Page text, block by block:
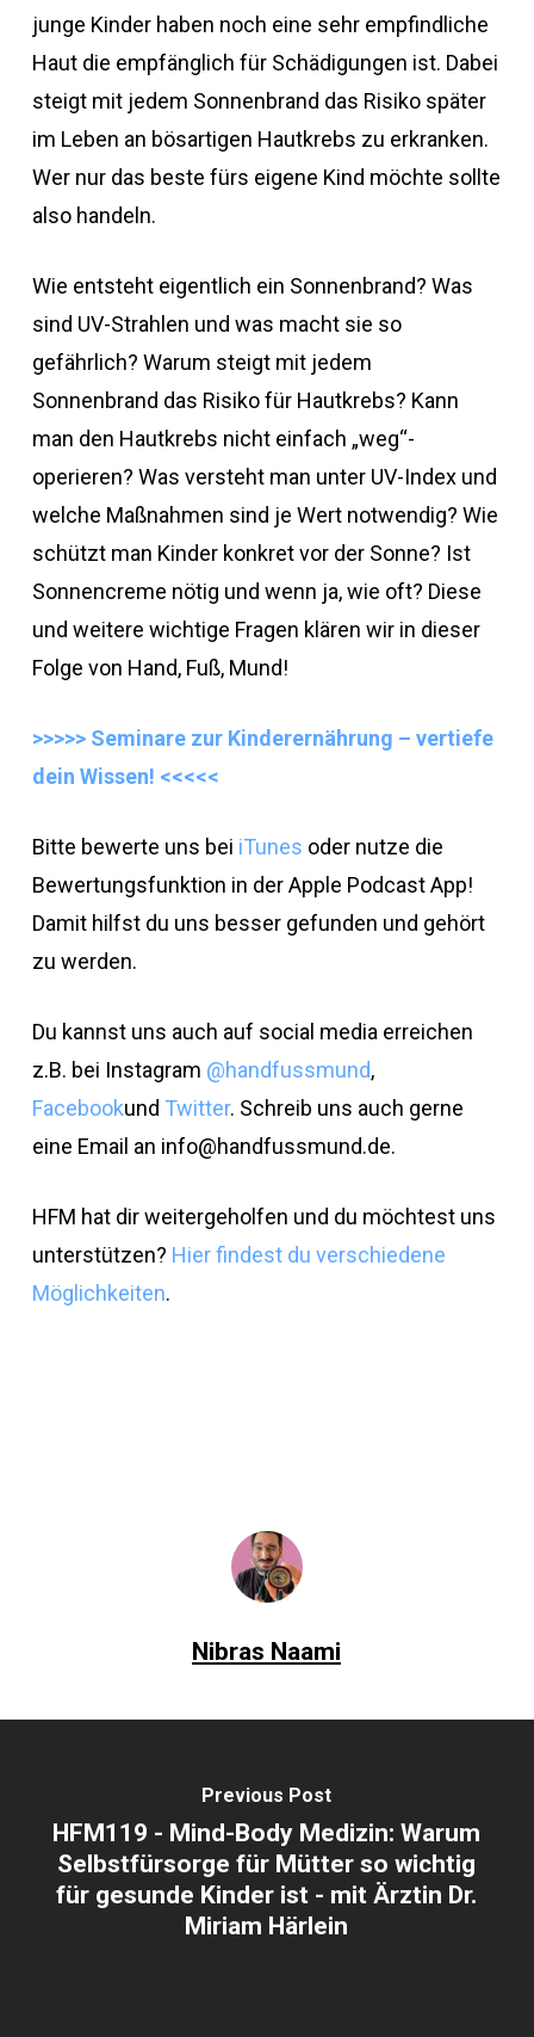
junge Kinder haben noch eine sehr empfindliche
Haut die empfänglich für Schädigungen ist. Dabei
steigt mit jedem Sonnenbrand das Risiko später
im Leben an bösartigen Hautkrebs zu erkranken.
Wer nur das beste fürs eigene Kind möchte sollte
also handeln.
Wie entsteht eigentlich ein Sonnenbrand? Was
sind UV-Strahlen und was macht sie so
gefährlich? Warum steigt mit jedem
Sonnenbrand das Risiko für Hautkrebs? Kann
man den Hautkrebs nicht einfach „weg“-
operieren? Was versteht man unter UV-Index und
welche Maßnahmen sind je Wert notwendig? Wie
schützt man Kinder konkret vor der Sonne? Ist
Sonnencreme nötig und wenn ja, wie oft? Diese
und weitere wichtige Fragen klären wir in dieser
Folge von Hand, Fuß, Mund!
>>>>> Seminare zur Kinderernährung – vertiefe
dein Wissen! <<<<<
Bitte bewerte uns bei iTunes oder nutze die
Bewertungsfunktion in der Apple Podcast App!
Damit hilfst du uns besser gefunden und gehört
zu werden.
Du kannst uns auch auf social media erreichen
z.B. bei Instagram @handfussmund,
Facebookund Twitter. Schreib uns auch gerne
eine Email an info@handfussmund.de.
HFM hat dir weitergeholfen und du möchtest uns
unterstützen? Hier findest du verschiedene
Möglichkeiten.
Nibras Naami
Previous Post
HFM119 - Mind-Body Medizin: Warum
Selbstfürsorge für Mütter so wichtig
für gesunde Kinder ist - mit Ärztin Dr.
Miriam Härlein